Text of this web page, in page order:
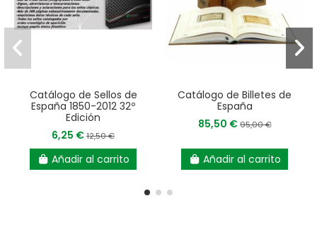
Catálogo de Sellos de
España 1850-2012 32º
Edición
6,25 €12,50 €
Añadir al carrito
Catálogo de Billetes de
España
85,50 €95,00 €
Añadir al carrito